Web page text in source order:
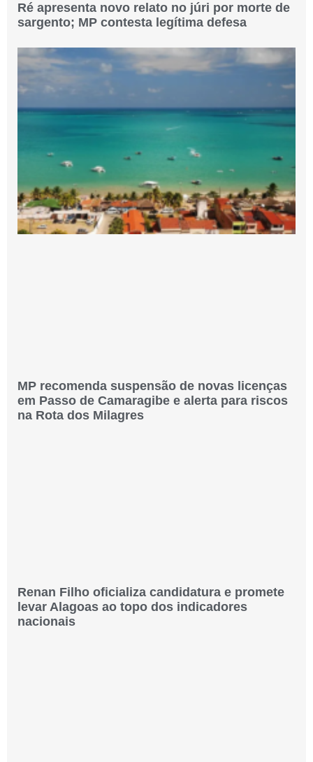
Ré apresenta novo relato no júri por morte de
sargento; MP contesta legítima defesa
MP recomenda suspensão de novas licenças
em Passo de Camaragibe e alerta para riscos
na Rota dos Milagres
Renan Filho oficializa candidatura e promete
levar Alagoas ao topo dos indicadores
nacionais